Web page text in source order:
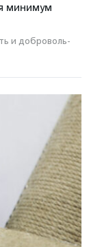
минимум
и доброволь­